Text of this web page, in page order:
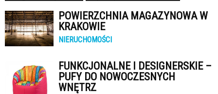
POWIERZCHNIA MAGAZYNOWA W
KRAKOWIE
NIERUCHOMOŚCI
FUNKCJONALNE I DESIGNERSKIE –
PUFY DO NOWOCZESNYCH
WNĘTRZ